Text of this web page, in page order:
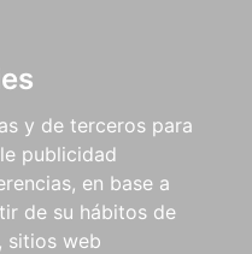
y de terceros para
publicidad
en base a
de su hábitos de
sitios web